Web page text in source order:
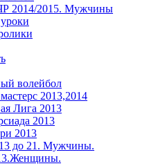
2014/2015. Мужчины
волейбол
2013,2014
Лига 2013
2013
2013
до 21. Мужчины.